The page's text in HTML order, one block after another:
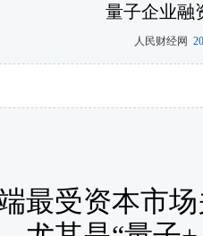
量子企业融
人民财经网
受资本市场